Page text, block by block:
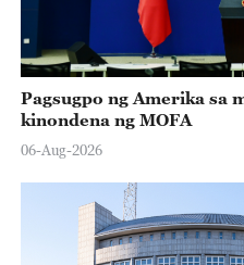
Pagsugpo ng Amerika sa
kinondena ng MOFA
06-Aug-2026